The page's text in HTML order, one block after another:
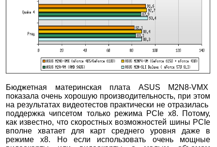
Бюджетная материнская плата ASUS M2N8-VMX
показала очень хорошую производительность, при этом
на результатах видеотестов практически не отразилась
поддержка чипсетом только режима PCIe x8. Потому,
как известно, что скоростных возможностей шины PCIe
вполне хватает для карт среднего уровня даже в
режиме x8. Но если использовать очень мощные